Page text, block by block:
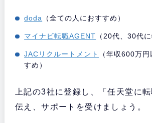
doda （全ての人におすすめ）
マイナビ転職AGENT （20代、30代
JACリクルートメント
（年収600万
すめ）
上記の3社に登録し、「任天堂に
伝え、サポートを受けましょう。